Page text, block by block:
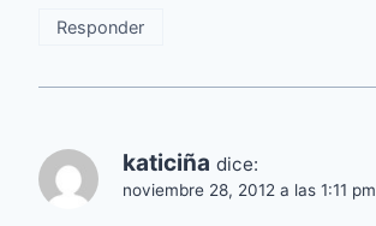
Responder
katiciña dice:
noviembre 28, 2012 a las 1:11 pm